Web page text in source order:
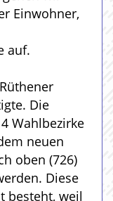
Einwohner,
auf.
Die
Wahlbezirke
neuen
oben (726)
Diese
besteht, weil